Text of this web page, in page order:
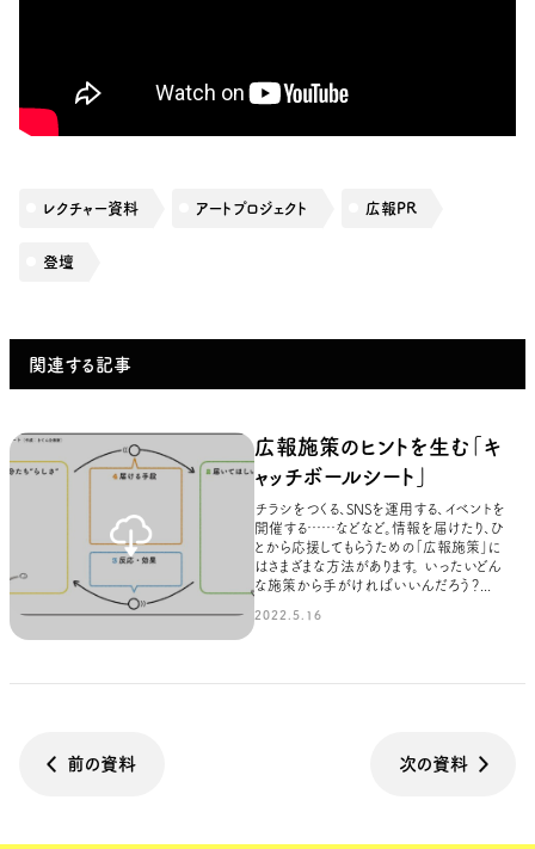
レクチャー資料 アートプロジェクト 広報PR
登壇
関連する記事
広報施策のヒントを生む「キ
ャッチボールシート」
チラシをつくる、SNSを運用する、イベントを
開催する……などなど。情報を届けたり、ひ
とから応援してもらうための「広報施策」に
はさまざまな方法があります。 いったいどん
な施策から手がければいいんだろう？...
2022.5.16
前の資料 次の資料